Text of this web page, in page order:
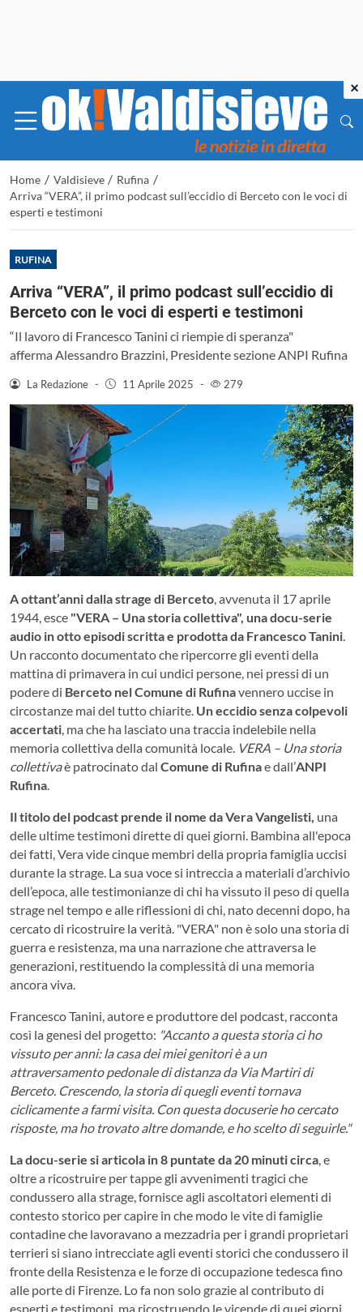
Home / Valdisieve / Rufina /
Arriva “VERA”, il primo podcast sull’eccidio di Berceto con le voci di
esperti e testimoni
RUFINA
Arriva “VERA”, il primo podcast sull’eccidio di
Berceto con le voci di esperti e testimoni
“Il lavoro di Francesco Tanini ci riempie di speranza"
afferma Alessandro Brazzini, Presidente sezione ANPI Rufina
La Redazione - 11 Aprile 2025 - 279
A ottant’anni dalla strage di Berceto, avvenuta il 17 aprile
1944, esce "VERA – Una storia collettiva", una docu-serie
audio in otto episodi scritta e prodotta da Francesco Tanini.
Un racconto documentato che ripercorre gli eventi della
mattina di primavera in cui undici persone, nei pressi di un
podere di Berceto nel Comune di Rufinavennero uccise in
circostanze mai del tutto chiarite. Un eccidio senza colpevoli
accertati, ma che ha lasciato una traccia indelebile nella
memoria collettiva della comunità locale. VERA – Una storia
collettivaè patrocinato dal Comune di Rufinae dall’ANPI
Rufina.
Il titolo del podcast prende il nome da Vera Vangelisti, una
delle ultime testimoni dirette di quei giorni. Bambina all'epoca
dei fatti, Vera vide cinque membri della propria famiglia uccisi
durante la strage. La sua voce si intreccia a materiali d’archivio
dell’epoca, alle testimonianze di chi ha vissuto il peso di quella
strage nel tempo e alle riflessioni di chi, nato decenni dopo, ha
cercato di ricostruire la verità. "VERA" non è solo una storia di
guerra e resistenza, ma una narrazione che attraversa le
generazioni, restituendo la complessità di una memoria
ancora viva.
Francesco Tanini, autore e produttore del podcast, racconta
così la genesi del progetto: "Accanto a questa storia ci ho
vissuto per anni: la casa dei miei genitori è a un
attraversamento pedonale di distanza da Via Martiri di
Berceto. Crescendo, la storia di quegli eventi tornava
ciclicamente a farmi visita. Con questa docuserie ho cercato
risposte, ma ho trovato altre domande, e ho scelto di seguirle."
La docu-serie si articola in 8 puntate da 20 minuti circa, e
oltre a ricostruire per tappe gli avvenimenti tragici che
condussero alla strage, fornisce agli ascoltatori elementi di
contesto storico per capire in che modo le vite di famiglie
contadine che lavoravano a mezzadria per i grandi proprietari
terrieri si siano intrecciate agli eventi storici che condussero il
fronte della Resistenza e le forze di occupazione tedesca fino
alle porte di Firenze. Lo fa non solo grazie al contributo di
esperti e testimoni, ma ricostruendo le vicende di quei giorni
×